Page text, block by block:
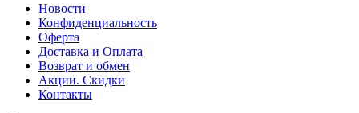
Новости
Конфиденциальность
Оферта
Доставка и Оплата
Возврат и обмен
Акции. Скидки
Контакты